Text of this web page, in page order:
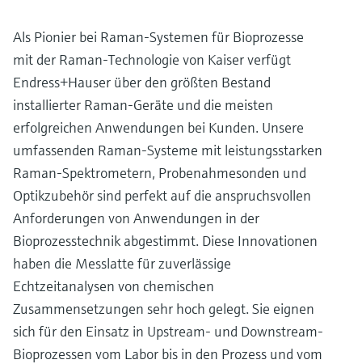
Als Pionier bei Raman-Systemen für Bioprozesse
mit der Raman-Technologie von Kaiser verfügt
Endress+Hauser über den größten Bestand
installierter Raman-Geräte und die meisten
erfolgreichen Anwendungen bei Kunden. Unsere
umfassenden Raman-Systeme mit leistungsstarken
Raman-Spektrometern, Probenahmesonden und
Optikzubehör sind perfekt auf die anspruchsvollen
Anforderungen von Anwendungen in der
Bioprozesstechnik abgestimmt. Diese Innovationen
haben die Messlatte für zuverlässige
Echtzeitanalysen von chemischen
Zusammensetzungen sehr hoch gelegt. Sie eignen
sich für den Einsatz in Upstream- und Downstream-
Bioprozessen vom Labor bis in den Prozess und vom